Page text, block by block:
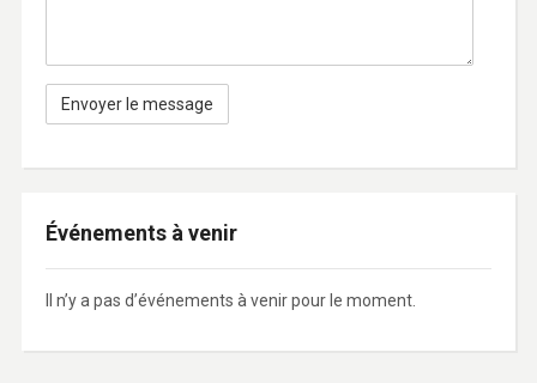
Événements à venir
Il n’y a pas d’événements à venir pour le moment.